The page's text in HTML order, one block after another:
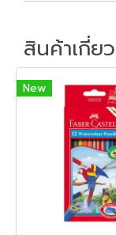
สินค้าเกี่ย
New